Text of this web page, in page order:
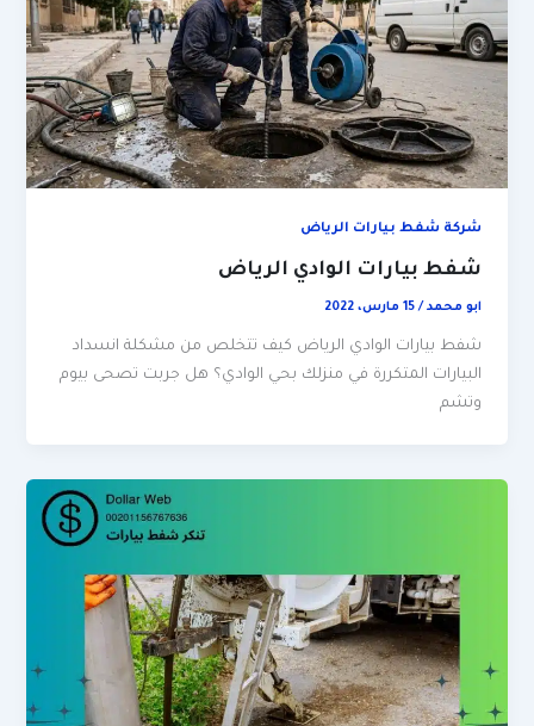
شركة شفط بيارات الرياض
شفط بيارات الوادي الرياض
ابو محمد/15 مارس، 2022
شفط بيارات الوادي الرياض كيف تتخلص من مشكلة انسداد
البيارات المتكررة في منزلك بحي الوادي؟ هل جربت تصحى بيوم
وتشم